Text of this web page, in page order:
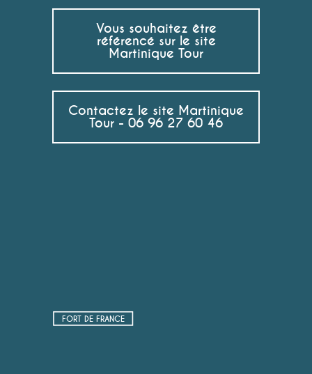
Vous souhaitez être
référencé sur le site
Martinique Tour
Contactez le site Martinique
Tour - 06 96 27 60 46
FORT DE FRANCE